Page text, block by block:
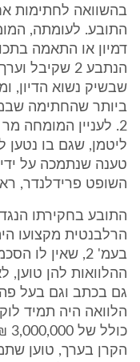
בהשוואה לחתימות
התובע. לעומתה,
דמיון או התאמה
הנתבע 2
שבשיק נשוא הדיון,
ביותר שהחתימה
2. לעניין המומחה
ליטמן, שגם בו נטען
טענה שנתמכה על
השופט פרידלנדר, ראה סעיפים
בעמ' 2, שאין
ההלוואות להן
גם בכתב וגם בעל
הלוואה היה תמיד
הקרן בערך, טוען